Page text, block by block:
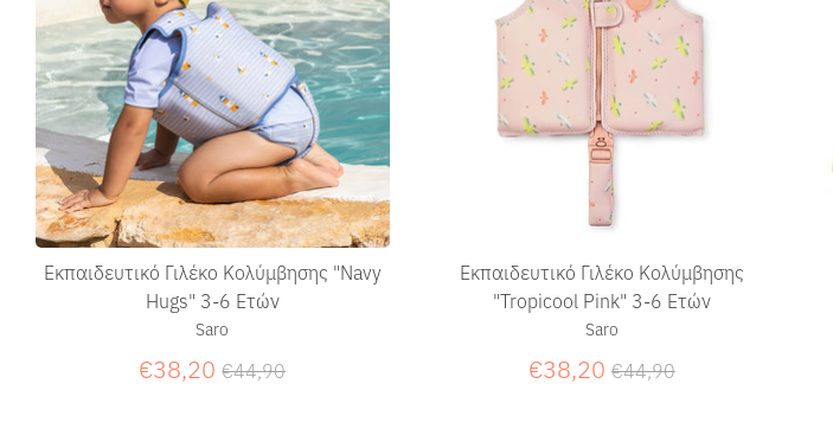
Εκπαιδευτικό Γιλέκο Κολύμβησης "Navy
Hugs" 3-6 Ετών
Saro
€38,20 Κανονική
€44,90
Εκπαιδευτικό Γιλέκο Κολύμβησης
"Tropicool Pink" 3-6 Ετών
Saro
€38,20 Κανονική
€44,90